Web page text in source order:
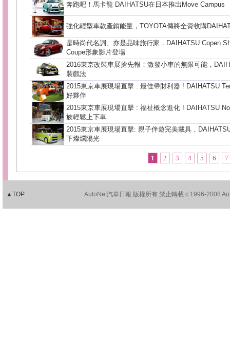
奔跑吧！馬卡龍 DAIHATSU在日本推出Move Campus
強化輕型車款產銷能量，TOYOTA傳將全資收購
是時尚代名詞、亦是品味旅行家，DAIHATSU Copen
Coupe形象影片登場
2016東京改裝車展搶先報：激發小車的無限可能，
裝戲法
2015東京車展現場直擊 : 最佳帶財利器 ! DAIHATSU
好夥伴
2015東京車展現場直擊 : 福祉概念進化 ! DAIHATSU
族輕鬆上下車
2015東京車展現場直擊: 親子伴遊完美載具，
下燦爛陽光
1 2 3 4 5 6 7
▲TOP AutoNet汽車日報 版權所有 禁止轉載 c 1996-2008